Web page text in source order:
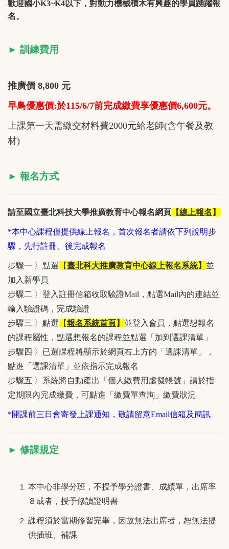
歡迎國小K3~K4以下，對動力機械積木有興趣的學員踴躍報
名。
► 訓練費用
推廣價 8,800 元
早鳥優惠價:於115/6/7前完成繳費享優惠價6,600元。
上課第一天需繳交材料費2000元給老師(含午餐及教
材)
► 報名方式
請至國立臺北科技大學推廣教育中心報名網頁 【線上報名 】
*本中心課程僅提供線上報名，首次報名者請依下列說明步
驟，先行註冊、後完成報名
步驟一 〉點選 【臺北科大推廣教育中心線上報名系統】 並
加入新學員
步驟二 〉登入註冊信箱收取驗證Mail，點選Mail內的連結並
輸入驗證碼，完成驗證
步驟三 〉點選 【報名系統首頁】 並登入會員，點選想報名
的課程屬性，點選想報名的課程並點選「加到選課清單」
步驟四 〉已選課程將顯示於網頁右上方的「選課清單」，
點進「選課清單」並依指示完成報名
步驟五 〉系統將自動產出「個人繳費用虛擬帳號」請於指
定期限內完成繳費，可點進「繳費單查詢」繳費狀況
*開課前三日會寄發上課通知，敬請留意Email信箱及簡訊
► 修課規定
本中心非學分班，不授予學分證書、成績單，出席率
８成者，授予修讀證明書
課程須於當期修習完畢，因故無法出席者，恕無法提
供插班、補課